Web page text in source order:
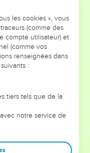
!
VOUS ÉVITER LES
les doutes, les erreurs
alors même que ce
et responsables
afin que leurs erreurs
les cookies », vous
(comme des
compte utilisateur) et
(comme vos
renseignées dans
:
tiers tels que de la
notre service de